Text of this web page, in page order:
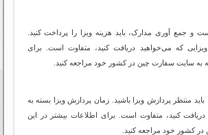
و جمع آوری مدارک، باید هزینه ویزا را پرداخت کنید.
که می‌خواهید دریافت کنید، متفاوت است. برای
به سایت سفارت چین در کشور خود مراجعه کنید.
منتظر پردازش ویزا باشید. زمان پردازش ویزا بسته به
کنید، متفاوت است. برای اطلاعات بیشتر در این
کشور خود مراجعه کنید.